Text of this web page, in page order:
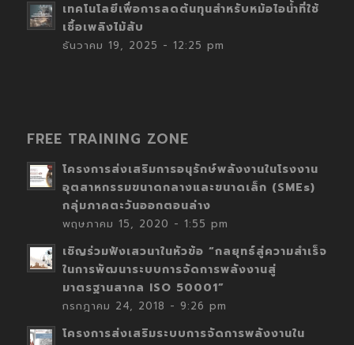
เทคโนโลยีเพื่อการลดต้นทุนสำหรับหม้อไอน้ำที่ใช้
เชื้อเพลิงไม้สับ
ธันวาคม 19, 2025 - 12:25 pm
FREE TRAINING ZONE
โครงการส่งเสริมการอนุรักษ์พลังงานในโรงงาน
อุตสาหกรรมขนาดกลางและขนาดเล็ก (SMEs)
กลุ่มภาคตะวันออกตอนล่าง
พฤษภาคม 15, 2020 - 1:55 pm
เชิญร่วมฟังเสวนาในหัวข้อ “กลยุทธ์สู่ความสำเร็จ
ในการพัฒนาระบบการจัดการพลังงานสู่
มาตรฐานสากล ISO 50001”
กรกฎาคม 24, 2018 - 9:26 pm
โครงการส่งเสริมระบบการจัดการพลังงานใน